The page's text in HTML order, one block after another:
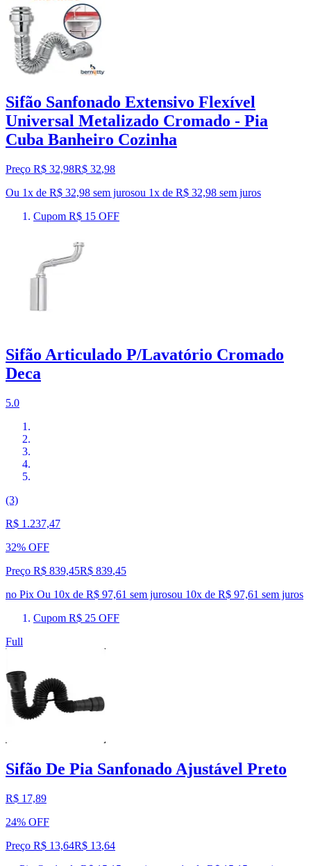
Sifão Sanfonado Extensivo Flexível
Universal Metalizado Cromado - Pia
Cuba Banheiro Cozinha
Preço R$ 32,98R$ 32,98
Ou 1x de R$ 32,98 sem jurosou 1x de R$ 32,98 sem juros
Cupom R$ 15 OFF
Sifão Articulado P/Lavatório Cromado
Deca
5.0
(3)
R$ 1.237,47
32% OFF
Preço R$ 839,45R$ 839,45
no Pix Ou 10x de R$ 97,61 sem jurosou 10x de R$ 97,61 sem juros
Cupom R$ 25 OFF
Full
Sifão De Pia Sanfonado Ajustável Preto
R$ 17,89
24% OFF
Preço R$ 13,64R$ 13,64